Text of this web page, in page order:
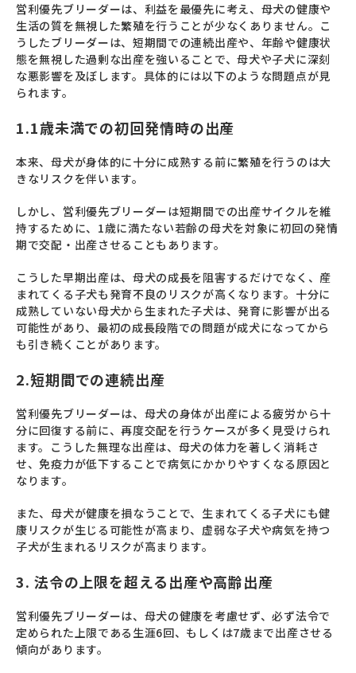
営利優先ブリーダーは、利益を最優先に考え、母犬の健康や
生活の質を無視した繁殖を行うことが少なくありません。こ
うしたブリーダーは、短期間での連続出産や、年齢や健康状
態を無視した過剰な出産を強いることで、母犬や子犬に深刻
な悪影響を及ぼします。具体的には以下のような問題点が見
られます。
1.1歳未満での初回発情時の出産
本来、母犬が身体的に十分に成熟する前に繁殖を行うのは大
きなリスクを伴います。
しかし、営利優先ブリーダーは短期間での出産サイクルを維
持するために、1歳に満たない若齢の母犬を対象に初回の発情
期で交配・出産させることもあります。
こうした早期出産は、母犬の成長を阻害するだけでなく、産
まれてくる子犬も発育不良のリスクが高くなります。十分に
成熟していない母犬から生まれた子犬は、発育に影響が出る
可能性があり、最初の成長段階での問題が成犬になってから
も引き続くことがあります。
2.短期間での連続出産
営利優先ブリーダーは、母犬の身体が出産による疲労から十
分に回復する前に、再度交配を行うケースが多く見受けられ
ます。こうした無理な出産は、母犬の体力を著しく消耗さ
せ、免疫力が低下することで病気にかかりやすくなる原因と
なります。
また、母犬が健康を損なうことで、生まれてくる子犬にも健
康リスクが生じる可能性が高まり、虚弱な子犬や病気を持つ
子犬が生まれるリスクが高まります。
3. 法令の上限を超える出産や高齢出産
営利優先ブリーダーは、母犬の健康を考慮せず、必ず法令で
定められた上限である生涯6回、もしくは7歳まで出産させる
傾向があります。